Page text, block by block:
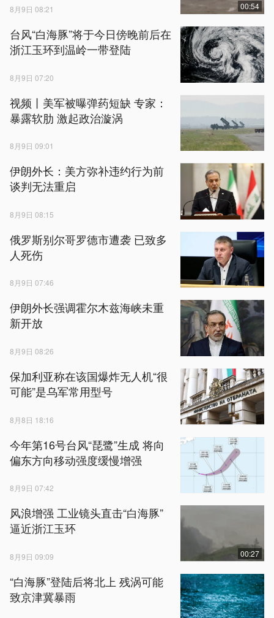
8月9日 08:21 00:54
台风“白海豚”将于今日傍晚前后在
浙江玉环到温岭一带登陆
8月9日 07:20
视频丨美军被曝弹药短缺 专家：
暴露软肋 激起政治漩涡
8月9日 09:01
伊朗外长：美方弥补违约行为前
谈判无法重启
8月9日 08:15
俄罗斯别尔哥罗德市遭袭 已致多
人死伤
8月9日 07:46
伊朗外长强调霍尔木兹海峡未重
新开放
8月9日 08:26
保加利亚称在该国爆炸无人机“很
可能”是乌军常用型号
8月8日 18:16
今年第16号台风“琵鹭”生成 将向
偏东方向移动强度缓慢增强
8月9日 07:42
风浪增强 工业镜头直击“白海豚”
逼近浙江玉环
8月9日 09:09 00:27
“白海豚”登陆后将北上 残涡可能
致京津冀暴雨